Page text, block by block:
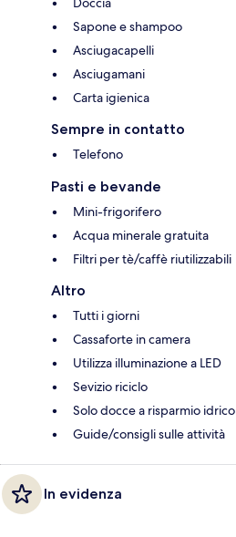
Sapone e shampoo
Asciugacapelli
Asciugamani
Carta igienica
Sempre in contatto
Telefono
Pasti e bevande
Mini-frigorifero
Acqua minerale gratuita
Filtri per tè/caffè riutilizzabili
Altro
Tutti i giorni
Cassaforte in camera
Utilizza illuminazione a LED
Sevizio riciclo
Solo docce a risparmio idrico
Guide/consigli sulle attività
In evidenza